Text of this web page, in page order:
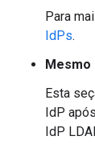
Para
IdPs.
Mesmo
Esta
IdP
IdP